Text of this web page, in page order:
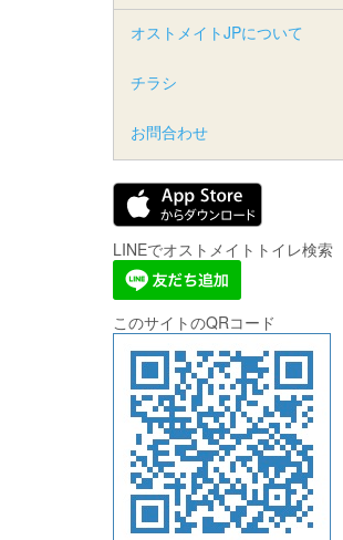
オストメイトJPについて
チラシ
お問合わせ
LINEでオストメイトトイレ検索
このサイトのQRコード